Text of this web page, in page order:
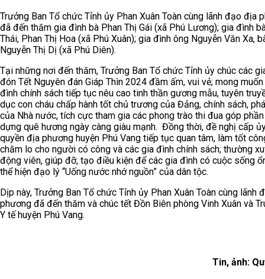
Trưởng Ban Tổ chức Tỉnh ủy Phan Xuân Toàn cùng lãnh đạo địa
đã đến thăm gia đình bà Phan Thị Gái (xã Phú Lương); gia đình
Thái, Phan Thị Hoa (xã Phú Xuân); gia đình ông Nguyễn Văn Xa,
Nguyễn Thị Dị (xã Phú Diên).
Tại những nơi đến thăm, Trưởng Ban Tổ chức Tỉnh ủy chúc các
đón Tết Nguyên đán Giáp Thìn 2024 đầm ấm, vui vẻ; mong
đình chính sách tiếp tục nêu cao tinh thần gương mẫu, tuyên
dục con cháu chấp hành tốt chủ trương của Đảng, chính sách,
của Nhà nước, tích cực tham gia các phong trào thi đua góp
dựng quê hương ngày càng giàu mạnh. Đồng thời, đề nghị cấp
quyền địa phương huyện Phú Vang tiếp tục quan tâm, làm tốt
chăm lo cho người có công và các gia đình chính sách; thường
động viên, giúp đỡ, tạo điều kiện để các gia đình có cuộc sống
thể hiện đạo lý “Uống nước nhớ nguồn” của dân tộc.
Dịp này, Trưởng Ban Tổ chức Tỉnh ủy Phan Xuân Toàn cùng lãnh
phương đã đến thăm và chúc tết Đồn Biên phòng Vinh Xuân và
Y tế huyện Phú Vang.
Tin, ảnh: